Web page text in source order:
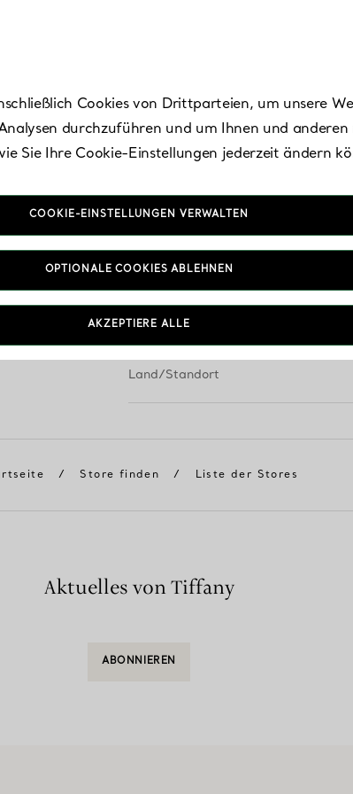
Land/Standort
/ Store finden / Liste der Stores
Aktuelles von Tiffany
ABONNIEREN
Cookies von Drittparteien, um unsere
durchzuführen und um Ihnen und
Sie Ihre Cookie-Einstellungen jederzeit ändern
COOKIE-EINSTELLUNGEN VERWALTEN
OPTIONALE COOKIES ABLEHNEN
AKZEPTIERE ALLE